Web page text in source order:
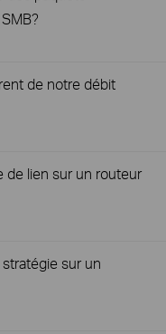
de notre débit
de lien sur un routeur
sur un